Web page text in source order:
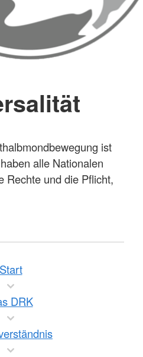
ist
alle Nationalen
Rechte und die Pflicht,
Start
DRK